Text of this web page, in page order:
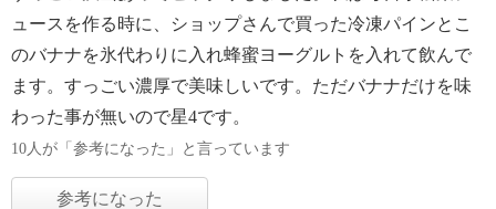
ュースを作る時に、ショップさんで買った冷凍パインとこ
のバナナを氷代わりに入れ蜂蜜ヨーグルトを入れて飲んで
ます。すっごい濃厚で美味しいです。ただバナナだけを味
わった事が無いので星4です。
10人が「参考になった」と言っています
参考になった